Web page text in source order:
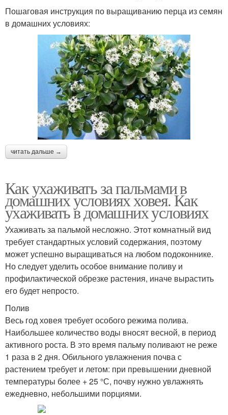
Пошаговая инструкция по выращиванию перца из семян
в домашних условиях:
читать дальше →
Как ухаживать за пальмами в
домашних условиях ховея. Как
ухаживать в домашних условиях
Ухаживать за пальмой несложно. Этот комнатный вид
требует стандартных условий содержания, поэтому
может успешно выращиваться на любом подоконнике.
Но следует уделить особое внимание поливу и
профилактической обрезке растения, иначе вырастить
его будет непросто.
Полив
Весь год ховея требует особого режима полива.
Наибольшее количество воды вносят весной, в период
активного роста. В это время пальму поливают не реже
1 раза в 2 дня. Обильного увлажнения почва с
растением требует и летом: при превышении дневной
температуры более + 25 °С, почву нужно увлажнять
ежедневно, небольшими порциями.